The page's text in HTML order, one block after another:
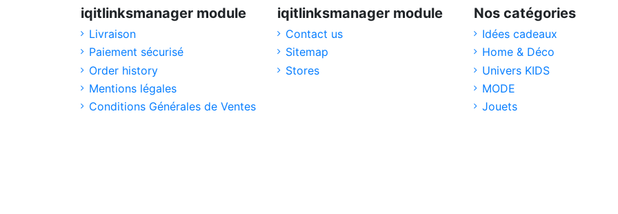
iqitlinksmanager module
Livraison
Paiement sécurisé
Order history
Mentions légales
Conditions Générales de Ventes
iqitlinksmanager module
Contact us
Sitemap
Stores
Nos catégories
Idées cadeaux
Home & Déco
Univers KIDS
MODE
Jouets